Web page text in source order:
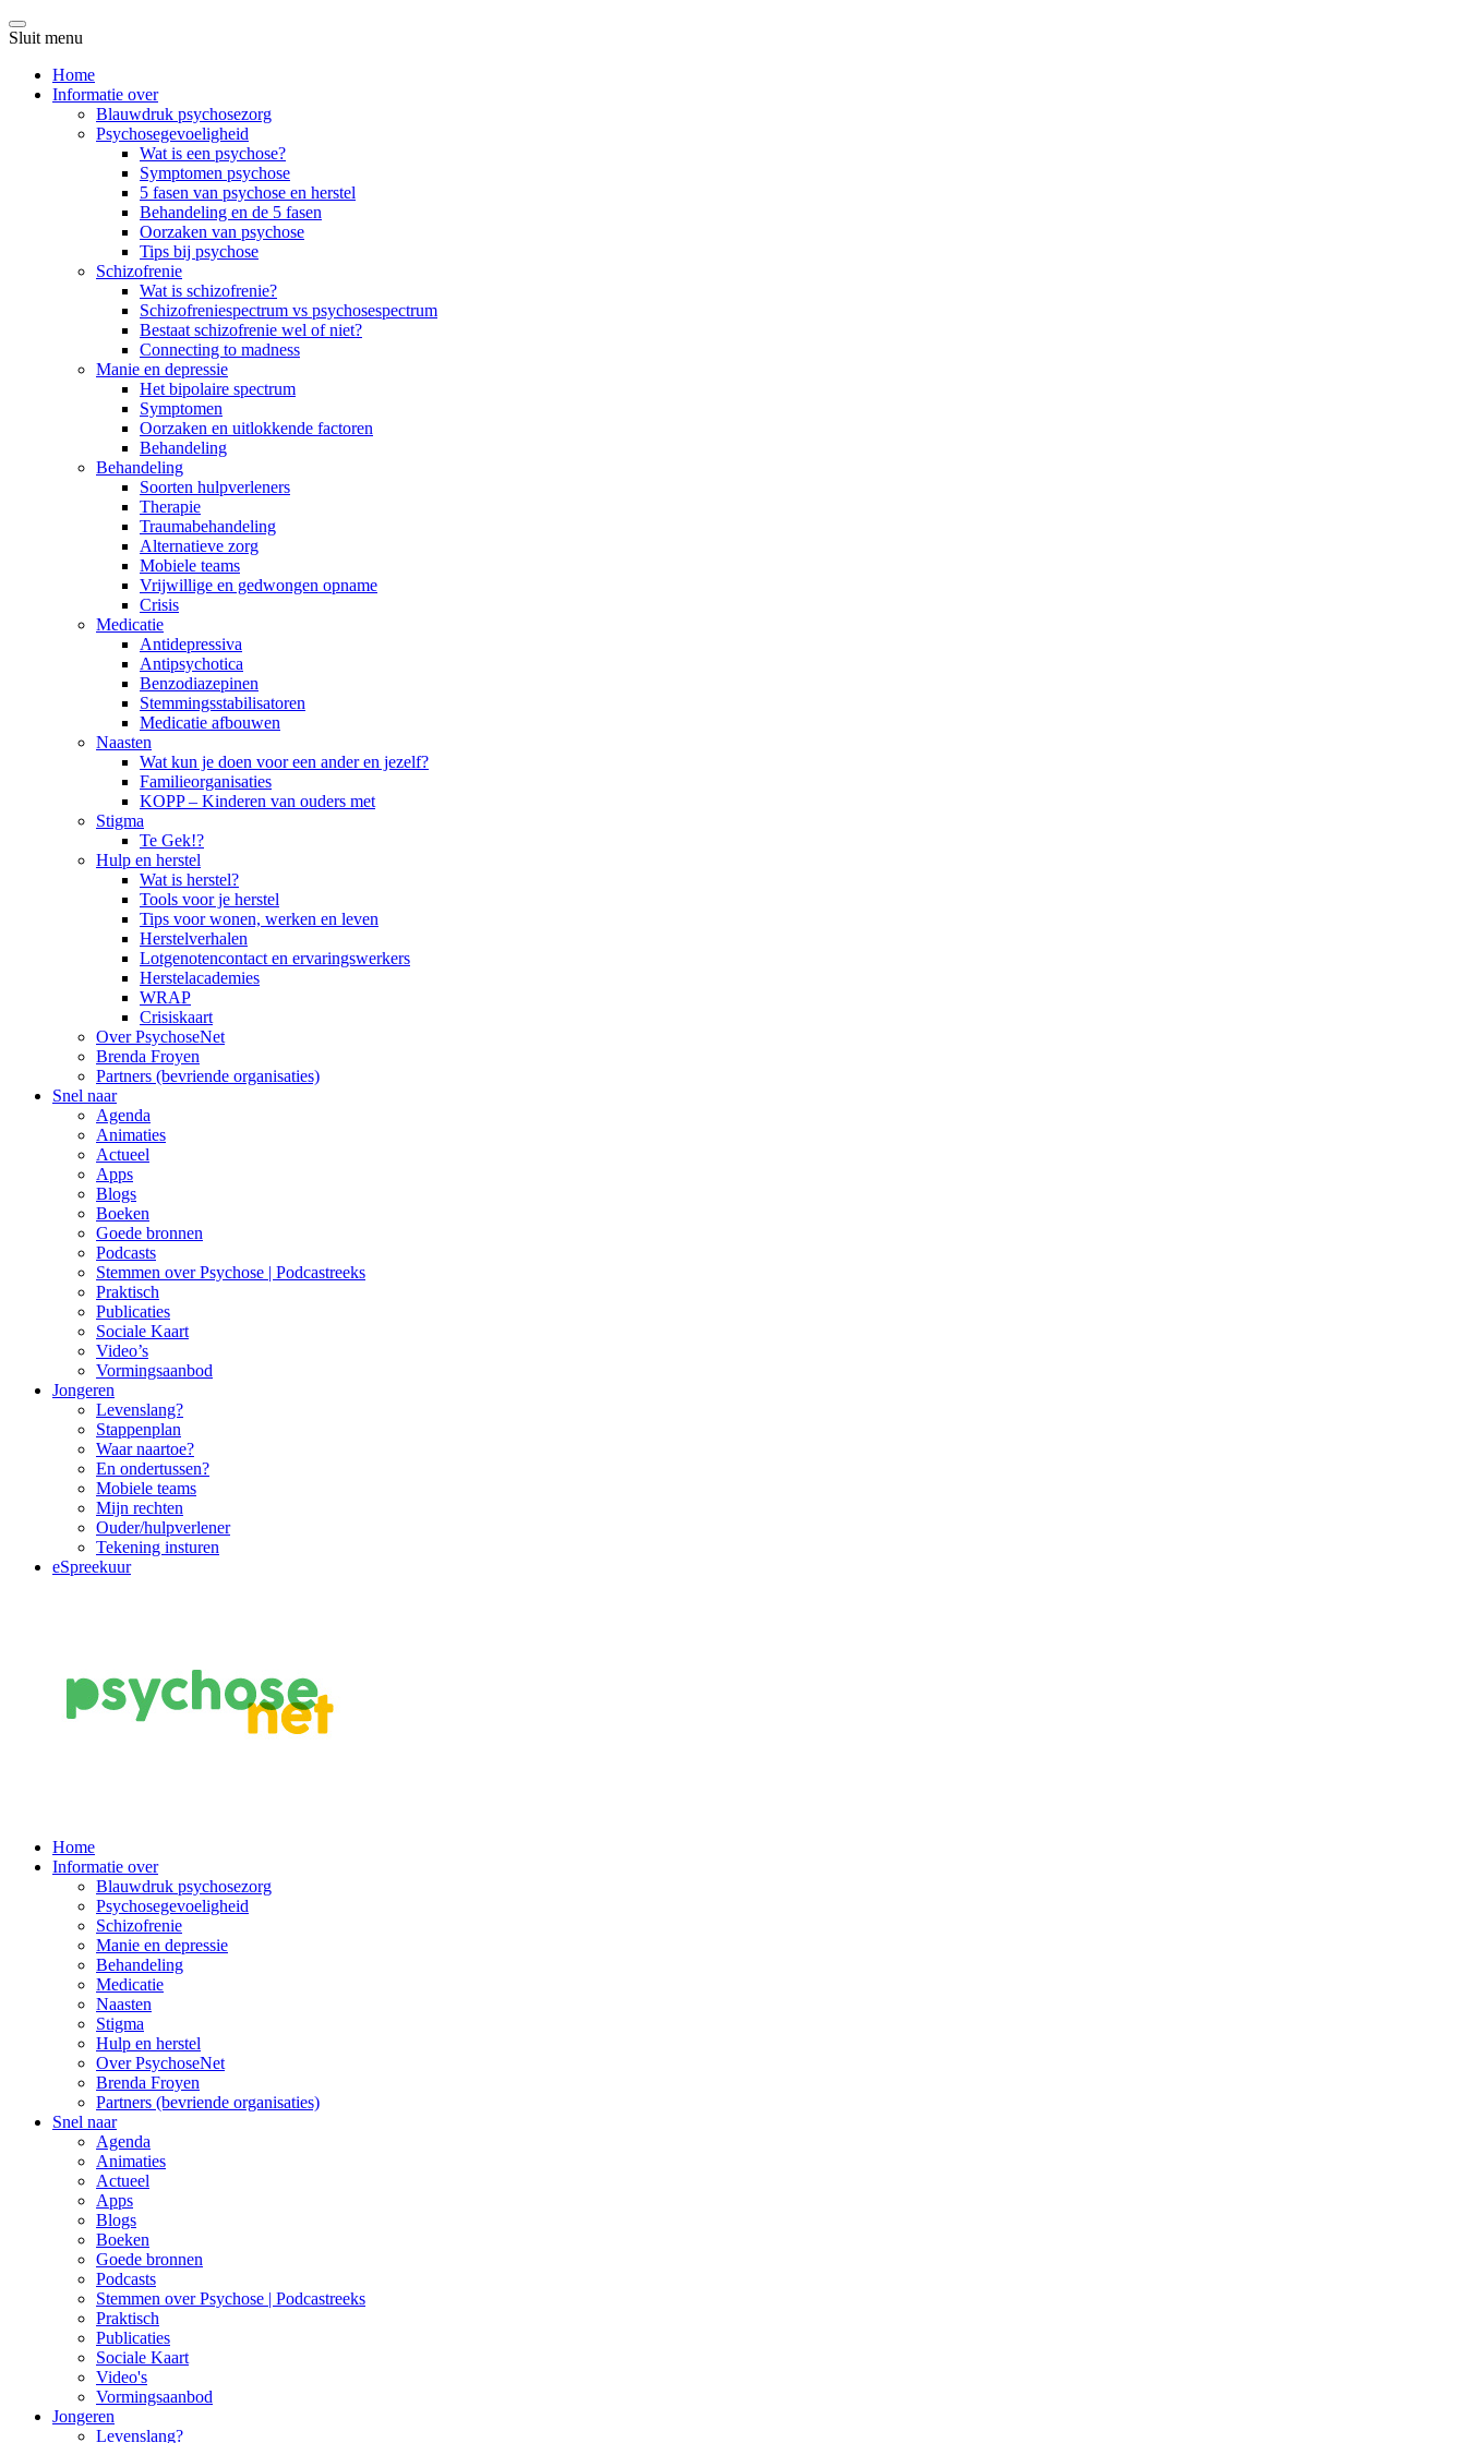
Sluit menu
Home
Informatie over
Blauwdruk psychosezorg
Psychosegevoeligheid
Wat is een psychose?
Symptomen psychose
5 fasen van psychose en herstel
Behandeling en de 5 fasen
Oorzaken van psychose
Tips bij psychose
Schizofrenie
Wat is schizofrenie?
Schizofreniespectrum vs psychosespectrum
Bestaat schizofrenie wel of niet?
Connecting to madness
Manie en depressie
Het bipolaire spectrum
Symptomen
Oorzaken en uitlokkende factoren
Behandeling
Behandeling
Soorten hulpverleners
Therapie
Traumabehandeling
Alternatieve zorg
Mobiele teams
Vrijwillige en gedwongen opname
Crisis
Medicatie
Antidepressiva
Antipsychotica
Benzodiazepinen
Stemmingsstabilisatoren
Medicatie afbouwen
Naasten
Wat kun je doen voor een ander en jezelf?
Familieorganisaties
KOPP – Kinderen van ouders met
Stigma
Te Gek!?
Hulp en herstel
Wat is herstel?
Tools voor je herstel
Tips voor wonen, werken en leven
Herstelverhalen
Lotgenotencontact en ervaringswerkers
Herstelacademies
WRAP
Crisiskaart
Over PsychoseNet
Brenda Froyen
Partners (bevriende organisaties)
Snel naar
Agenda
Animaties
Actueel
Apps
Blogs
Boeken
Goede bronnen
Podcasts
Stemmen over Psychose | Podcastreeks
Praktisch
Publicaties
Sociale Kaart
Video’s
Vormingsaanbod
Jongeren
Levenslang?
Stappenplan
Waar naartoe?
En ondertussen?
Mobiele teams
Mijn rechten
Ouder/hulpverlener
Tekening insturen
eSpreekuur
Main
Navigation
Home
Informatie over
Blauwdruk psychosezorg
Psychosegevoeligheid
Schizofrenie
Manie en depressie
Behandeling
Medicatie
Naasten
Stigma
Hulp en herstel
Over PsychoseNet
Brenda Froyen
Partners (bevriende organisaties)
Snel naar
Agenda
Animaties
Actueel
Apps
Blogs
Boeken
Goede bronnen
Podcasts
Stemmen over Psychose | Podcastreeks
Praktisch
Publicaties
Sociale Kaart
Video's
Vormingsaanbod
Jongeren
Levenslang?